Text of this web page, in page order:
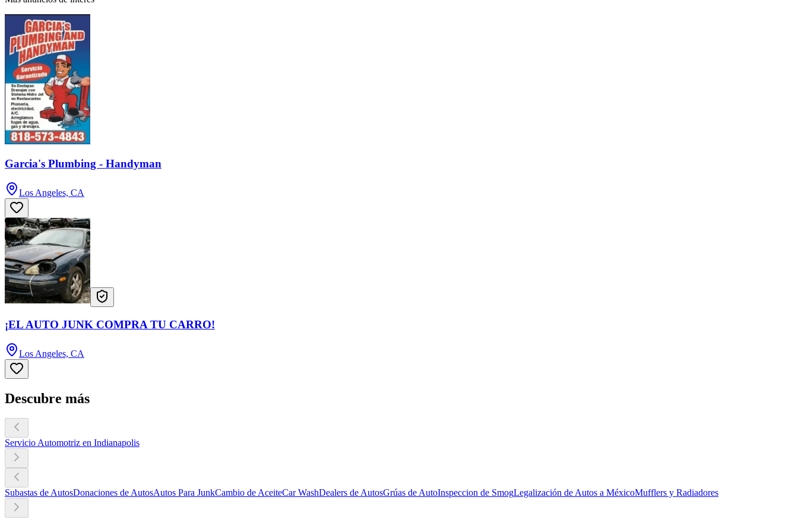
Garcia's Plumbing - Handyman
Los Angeles, CA
¡EL AUTO JUNK COMPRA TU CARRO!
Los Angeles, CA
Descubre más
Servicio Automotriz en Indianapolis
Subastas de AutosDonaciones de AutosAutos Para JunkCambio de AceiteCar WashDealers de AutosGrúas de AutoInspeccion de SmogLegalización de Autos a MéxicoMufflers y Radiadores